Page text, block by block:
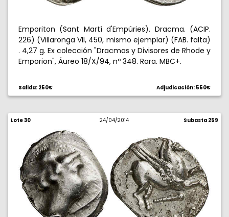
Emporiton (Sant Martí d'Empúries). Dracma. (ACIP.
226) (Villaronga VII, 450, mismo ejemplar) (FAB. falta)
. 4,27 g. Ex colección "Dracmas y Divisores de Rhode y
Emporion", Áureo 18/X/94, nº 348. Rara. MBC+.
Salida: 250€ Adjudicación: 550€
Lote 30 24/04/2014 Subasta 259